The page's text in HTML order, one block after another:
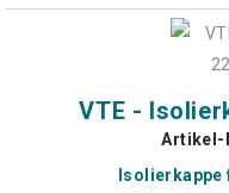
VTE -
Artikel-
Isolierkappe